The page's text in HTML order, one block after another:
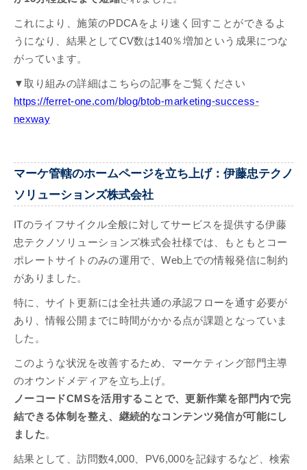
これにより、施策のPDCAをより速く回すことができるよ
うになり、結果としてCV数は140％増加という成果につな
がっています。
▼取り組みの詳細はこちらの記事をご覧ください
https://ferret-one.com/blog/btob-marketing-success-
nexway
マーケ管轄のホームページを立ち上げ：伊藤忠テクノ
ソリューションズ株式会社
ITのライフサイクル全般に対してサービスを提供する伊藤
忠テクノソリューションズ株式会社様では、もともとコー
ポレートサイトのみの運用で、Web上での情報発信に制約
がありました。
特に、サイト更新には全社共通の承認フローを通す必要が
あり、情報公開までに時間がかかる点が課題となっていま
した。
このような状況を改善するため、マーケティング部門主導
のオウンドメディアを立ち上げ。
ノーコードCMSを活用することで、更新作業を部門内で完
結できる体制を整え、継続的なコンテンツ発信が可能にし
ました。
結果として、訪問数4,000、PV6,000を記録するなど、検索